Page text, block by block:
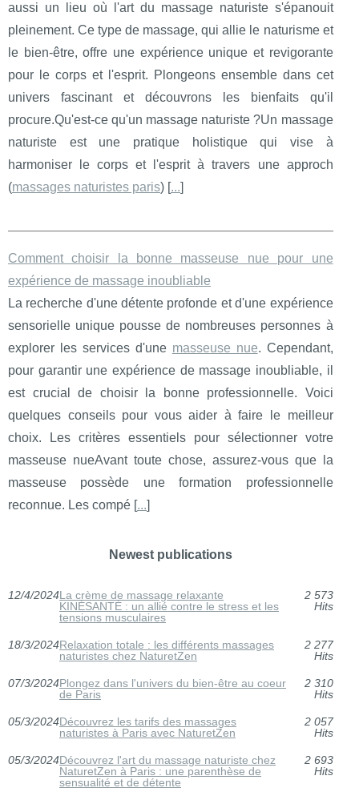
aussi un lieu où l'art du massage naturiste s'épanouit
pleinement. Ce type de massage, qui allie le naturisme et
le bien-être, offre une expérience unique et revigorante
pour le corps et l'esprit. Plongeons ensemble dans cet
univers fascinant et découvrons les bienfaits qu'il
procure.Qu'est-ce qu'un massage naturiste ?Un massage
naturiste est une pratique holistique qui vise à
harmoniser le corps et l'esprit à travers une approch
(massages naturistes paris) [...]
Comment choisir la bonne masseuse nue pour une
expérience de massage inoubliable
La recherche d'une détente profonde et d'une expérience
sensorielle unique pousse de nombreuses personnes à
explorer les services d'une masseuse nue. Cependant,
pour garantir une expérience de massage inoubliable, il
est crucial de choisir la bonne professionnelle. Voici
quelques conseils pour vous aider à faire le meilleur
choix. Les critères essentiels pour sélectionner votre
masseuse nueAvant toute chose, assurez-vous que la
masseuse possède une formation professionnelle
reconnue. Les compé [...]
Newest publications
12/4/2024La crème de massage relaxante
KINÉSANTÉ : un allié contre le stress et les
tensions musculaires
2 573
Hits
18/3/2024Relaxation totale : les différents massages
naturistes chez NaturetZen
2 277
Hits
07/3/2024Plongez dans l'univers du bien-être au coeur
de Paris
2 310
Hits
05/3/2024Découvrez les tarifs des massages
naturistes à Paris avec NaturetZen
2 057
Hits
05/3/2024Découvrez l'art du massage naturiste chez
NaturetZen à Paris : une parenthèse de
sensualité et de détente
2 693
Hits